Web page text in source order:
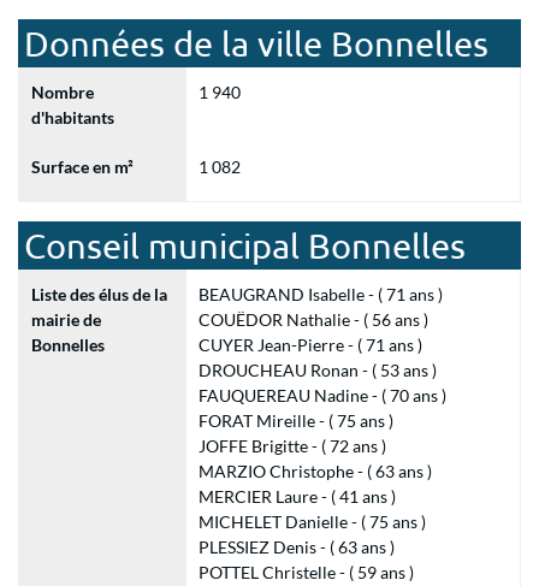
Données de la ville Bonnelles
Nombre
d'habitants
1 940
Surface en m² 1 082
Conseil municipal Bonnelles
Liste des élus de la
mairie de
Bonnelles
BEAUGRAND Isabelle - ( 71 ans )
COUËDOR Nathalie - ( 56 ans )
CUYER Jean-Pierre - ( 71 ans )
DROUCHEAU Ronan - ( 53 ans )
FAUQUEREAU Nadine - ( 70 ans )
FORAT Mireille - ( 75 ans )
JOFFE Brigitte - ( 72 ans )
MARZIO Christophe - ( 63 ans )
MERCIER Laure - ( 41 ans )
MICHELET Danielle - ( 75 ans )
PLESSIEZ Denis - ( 63 ans )
POTTEL Christelle - ( 59 ans )